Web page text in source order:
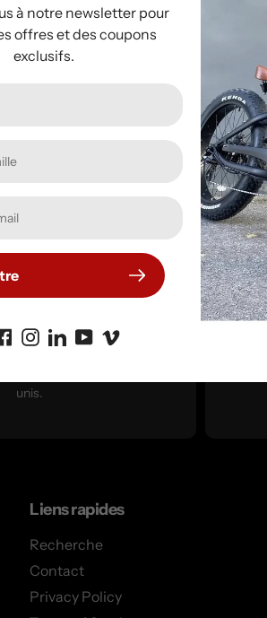
Bateaux électriques X
Shore
Conçue et construite en
est distribuée
unis.
Liens rapides
Recherche
Contact
Privacy Policy
à notre newsletter pour
offres et des coupons
exclusifs.